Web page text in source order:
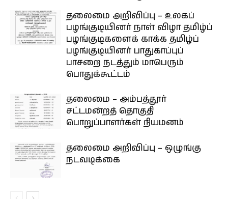
தலைமை அறிவிப்பு – உலகப்
பழங்குடியினர் நாள் விழா தமிழ்ப்
பழங்குடிகளைக் காக்க தமிழ்ப்
பழங்குடியினர் பாதுகாப்புப்
பாசறை நடத்தும் மாபெரும்
பொதுக்கூட்டம்
தலைமை – அம்பத்தூர்
சட்டமன்றத் தொகுதி
பொறுப்பாளர்கள் நியமனம்
தலைமை அறிவிப்பு – ஒழுங்கு
நடவடிக்கை